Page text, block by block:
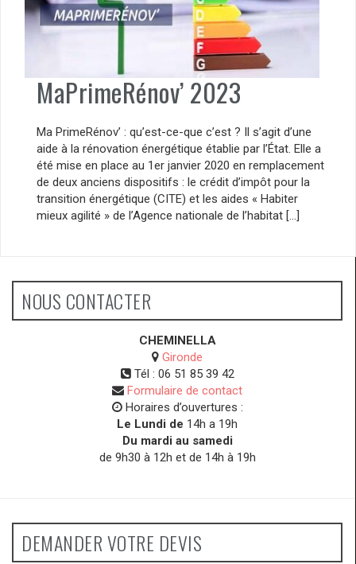
MaPrimeRénov’ 2023
Ma PrimeRénov’ : qu’est-ce-que c’est ? Il s’agit d’une
aide à la rénovation énergétique établie par l’État. Elle a
été mise en place au 1er janvier 2020 en remplacement
de deux anciens dispositifs : le crédit d’impôt pour la
transition énergétique (CITE) et les aides « Habiter
mieux agilité » de l’Agence nationale de l’habitat […]
NOUS CONTACTER
CHEMINELLA
Gironde
Tél : 06 51 85 39 42
Formulaire de contact
Horaires d’ouvertures :
Le Lundi de 14h a 19h
Du mardi au samedi
de 9h30 à 12h et de 14h à 19h
DEMANDER VOTRE DEVIS